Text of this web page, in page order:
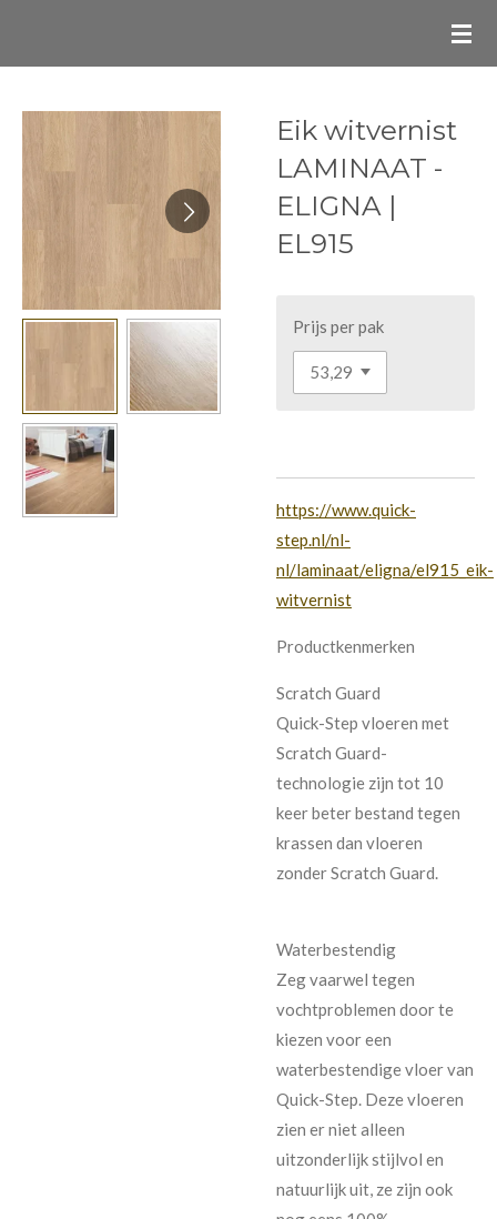
de
hoofdinhoud
Eik witvernist
LAMINAAT -
ELIGNA |
EL915
Prijs per pak
https://www.quick-
step.nl/nl-
nl/laminaat/eligna/el915_eik-
witvernist
Productkenmerken
Scratch Guard
Quick-Step vloeren met
Scratch Guard-
technologie zijn tot 10
keer beter bestand tegen
krassen dan vloeren
zonder Scratch Guard.
Waterbestendig
Zeg vaarwel tegen
vochtproblemen door te
kiezen voor een
waterbestendige vloer van
Quick-Step. Deze vloeren
zien er niet alleen
uitzonderlijk stijlvol en
natuurlijk uit, ze zijn ook